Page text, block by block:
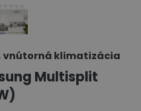
vnútorná klimatizácia
Multisplit